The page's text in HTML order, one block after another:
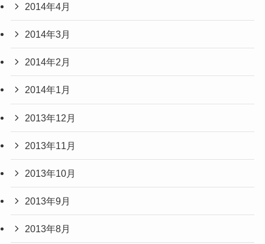
2014年4月
2014年3月
2014年2月
2014年1月
2013年12月
2013年11月
2013年10月
2013年9月
2013年8月